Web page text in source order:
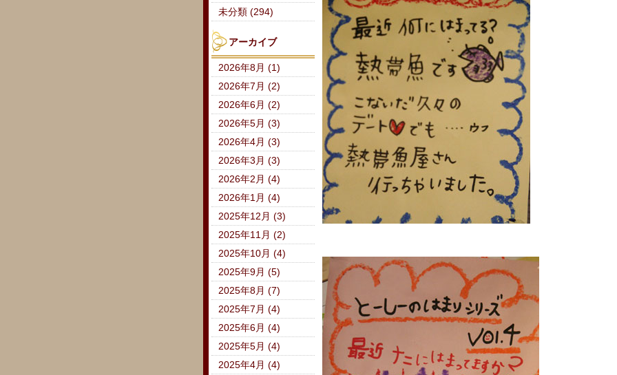
未分類 (294)
アーカイブ
2026年8月 (1)
2026年7月 (2)
2026年6月 (2)
2026年5月 (3)
2026年4月 (3)
2026年3月 (3)
2026年2月 (4)
2026年1月 (4)
2025年12月 (3)
2025年11月 (2)
2025年10月 (4)
2025年9月 (5)
2025年8月 (7)
2025年7月 (4)
2025年6月 (4)
2025年5月 (4)
2025年4月 (4)